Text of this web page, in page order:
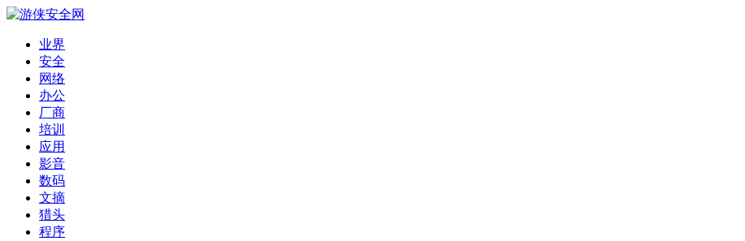
业界
安全
网络
办公
厂商
培训
应用
影音
数码
文摘
猎头
程序